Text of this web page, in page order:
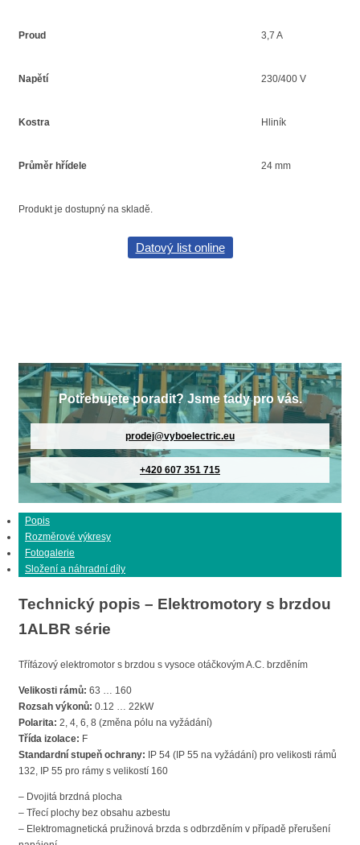
Proud 3,7 A
Napětí 230/400 V
Kostra Hliník
Průměr hřídele 24 mm
Produkt je dostupný na skladě.
Datový list online
Potřebujete poradit? Jsme tady pro vás.
prodej@vyboelectric.eu
+420 607 351 715
Popis
Rozměrové výkresy
Fotogalerie
Složení a náhradní díly
Technický popis – Elektromotory s brzdou
1ALBR série
Třífázový elektromotor s brzdou s vysoce otáčkovým A.C. brzděním
Velikosti rámů: 63 … 160
Rozsah výkonů: 0.12 … 22kW
Polarita: 2, 4, 6, 8 (změna pólu na vyžádání)
Třída izolace: F
Standardní stupeň ochrany: IP 54 (IP 55 na vyžádání) pro velikosti rámů
132, IP 55 pro rámy s velikostí 160
– Dvojitá brzdná plocha
– Třecí plochy bez obsahu azbestu
– Elektromagnetická pružinová brzda s odbrzděním v případě přerušení